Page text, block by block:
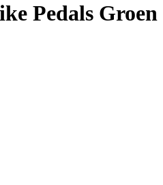
Pedals Groen